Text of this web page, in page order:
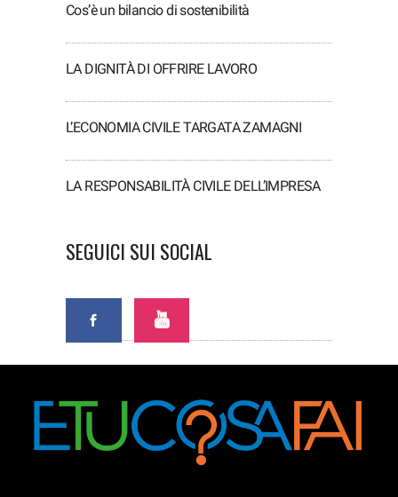
Cos’è un bilancio di sostenibilità
LA DIGNITÀ DI OFFRIRE LAVORO
L’ECONOMIA CIVILE TARGATA ZAMAGNI
LA RESPONSABILITÀ CIVILE DELL’IMPRESA
SEGUICI SUI SOCIAL